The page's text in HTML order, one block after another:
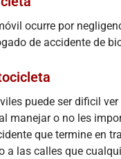
ocurre por
de accidente de
puede ser dificil
manejar o no les
que termine en
a las calles que